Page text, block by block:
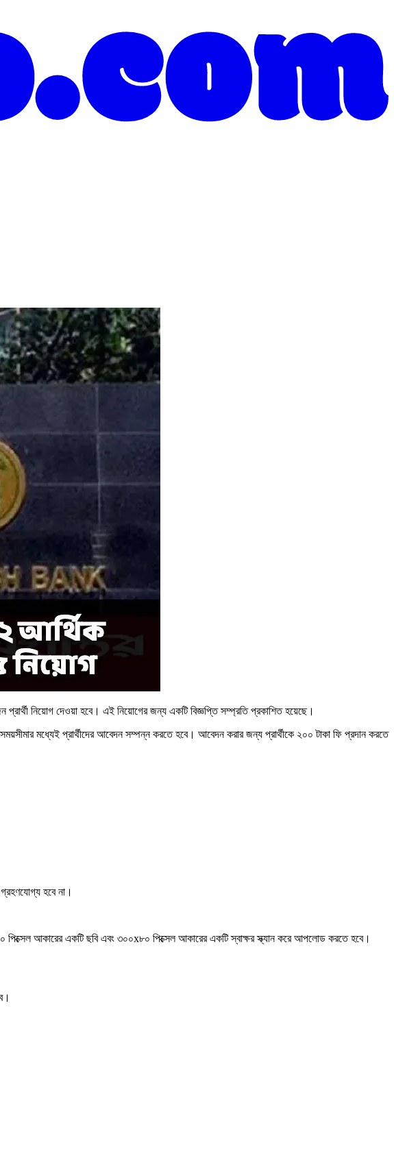
প্রার্থী নিয়োগ দেওয়া হবে। এই নিয়োগের জন্য একটি বিজ্ঞপ্তি সম্প্রতি প্রকাশিত হয়েছে।
মধ্যেই প্রার্থীদের আবেদন সম্পন্ন করতে হবে। আবেদন করার জন্য প্রার্থীকে ২০০ টাকা ফি প্রদান করতে
হবে না।
পিক্সেল আকারের একটি ছবি এবং ৩০০x৮০ পিক্সেল আকারের একটি স্বাক্ষর স্ক্যান করে আপলোড করতে হবে।